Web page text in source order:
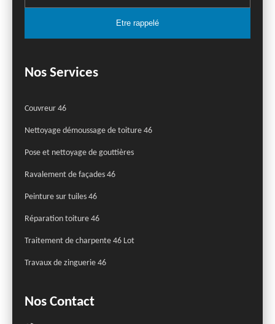
Nos Services
Couvreur 46
Nettoyage démoussage de toiture 46
Pose et nettoyage de gouttières
Ravalement de façades 46
Peinture sur tuiles 46
Réparation toiture 46
Traitement de charpente 46 Lot
Travaux de zinguerie 46
Nos Contact